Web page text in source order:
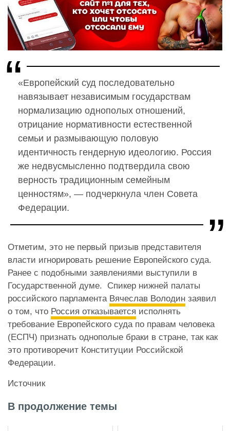
«Европейский суд последовательно
навязывает независимым государствам
нормализацию однополых отношений,
отрицание нормативности естественной
семьи и размывающую половую
идентичность гендерную идеологию. Россия
же недвусмысленно подтвердила свою
верность традиционным семейным
ценностям», — подчеркнула член Совета
Федерации.
Отметим, это не первый призыв представителя
власти игнорировать решение Европейского суда.
Ранее с подобными заявлениями выступили в
Государственной думе. Спикер нижней палаты
российского парламента Вячеслав Володин заявил
о том, что Россия отказывается исполнять
требование Европейского суда по правам человека
(ЕСПЧ) признать однополые браки в стране, так как
это противоречит Конституции Российской
Федерации.
Источник
В продолжение темы